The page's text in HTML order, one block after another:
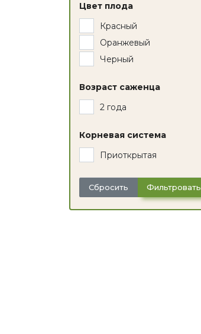
Цвет плода
Красный
Оранжевый
Черный
Возраст саженца
2 года
Корневая система
Приоткрытая
Сбросить Фильтровать